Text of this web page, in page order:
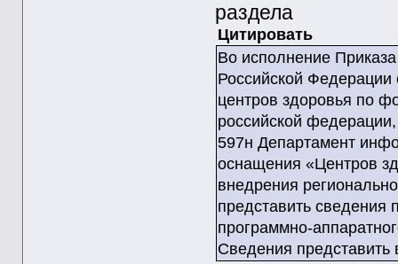
раздела
Цитировать
Во исполнение
Российской Федерации
центров здоровья по
российской
597н Департамент
оснащения «Центров
внедрения
представить
программно-
Сведения